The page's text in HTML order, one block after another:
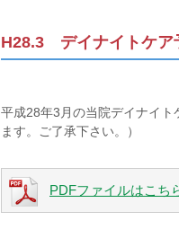
H28.3 デイナイトケア
平成28年3月の当院デイナイ
ます。ご了承下さい。）
PDFファイルはこち